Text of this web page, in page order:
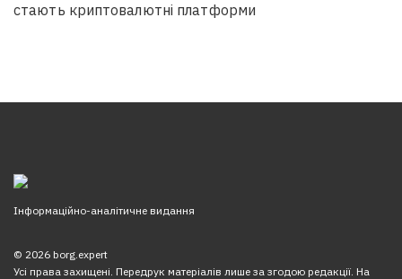
стають криптовалютні платформи
Інформаційно-аналітичне видання
© 2026 borg.expert
Усі права захищені. Передрук матеріалів лише за згодою редакції. На